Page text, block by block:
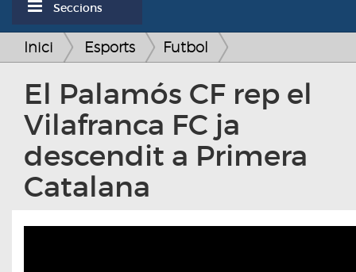
Seccions
Inici Esports Futbol
El Palamós CF rep el
Vilafranca FC ja
descendit a Primera
Catalana